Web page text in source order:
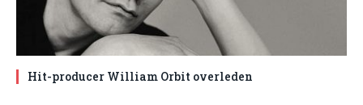
Hit-producer William Orbit overleden